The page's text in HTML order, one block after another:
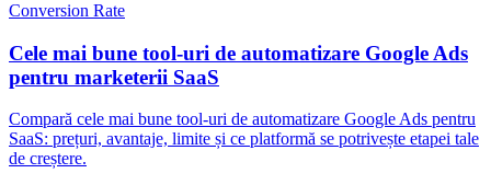
Conversion Rate
Cele mai bune tool-uri de automatizare Google Ads
pentru marketerii SaaS
Compară cele mai bune tool-uri de automatizare Google Ads pentru
SaaS: prețuri, avantaje, limite și ce platformă se potrivește etapei tale
de creștere.